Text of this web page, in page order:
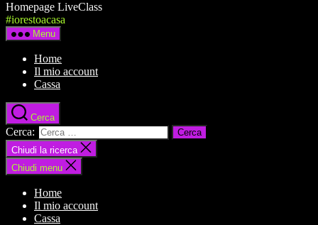
Homepage LiveClass
#iorestoacasa
Menu
Home
Il mio account
Cassa
Cerca
Cerca:
Chiudi la ricerca
Chiudi menu
Home
Il mio account
Cassa